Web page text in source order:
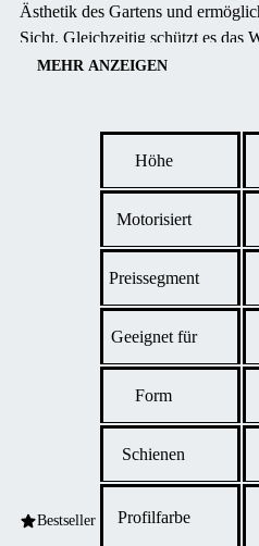
Bestseller
Ästhetik des Gartens und
Sicht. Gleichzeitig schützt es das
die Badesaison und minimiert den
Auswahl an Farben und
an jeden Außenstil anzupassen.
MEHR ANZEIGEN
Höhe
Motorisiert
Preissegment
Geeignet für
Form
Schienen
Profilfarbe